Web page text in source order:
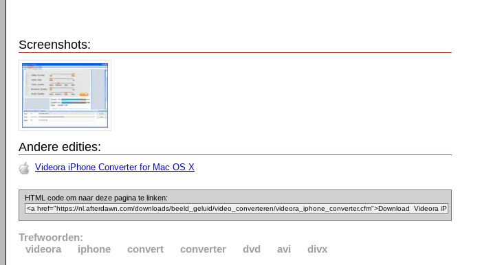
Screenshots:
Andere edities:
Videora iPhone Converter for Mac OS X
HTML code om naar deze pagina te linken:
Trefwoorden:
videora
iphone convert converter dvd avi divx